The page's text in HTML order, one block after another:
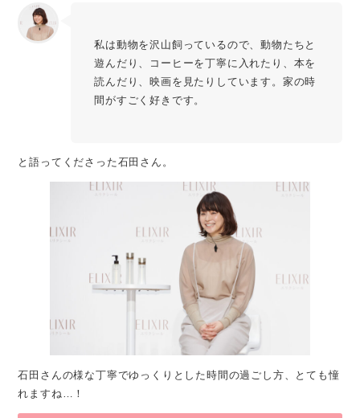
私は動物を沢山飼っているので、動物たちと
遊んだり、コーヒーを丁寧に入れたり、本を
読んだり、映画を見たりしています。家の時
間がすごく好きです。
と語ってくださった石田さん。
石田さんの様な丁寧でゆっくりとした時間の過ごし方、とても憧
れますね…！